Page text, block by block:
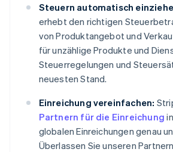
Steuern automatisch
erhebt den richtigen
von Produktangebot und
für unzählige Produkte und
Steuerregelungen und
neuesten Stand.
Einreichung vereinfachen:
Partnern für die Einreichung
globalen Einreichungen genau
Überlassen Sie unseren